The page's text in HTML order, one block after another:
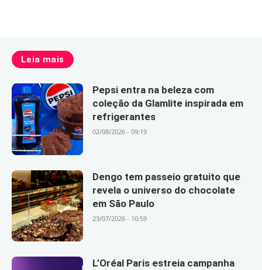
Leia mais
Pepsi entra na beleza com
coleção da Glamlite inspirada em
refrigerantes
02/08/2026 - 09:19
Dengo tem passeio gratuito que
revela o universo do chocolate
em São Paulo
23/07/2026 - 10:59
L’Oréal Paris estreia campanha